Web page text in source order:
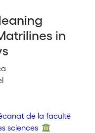
in
de la faculté
sciences